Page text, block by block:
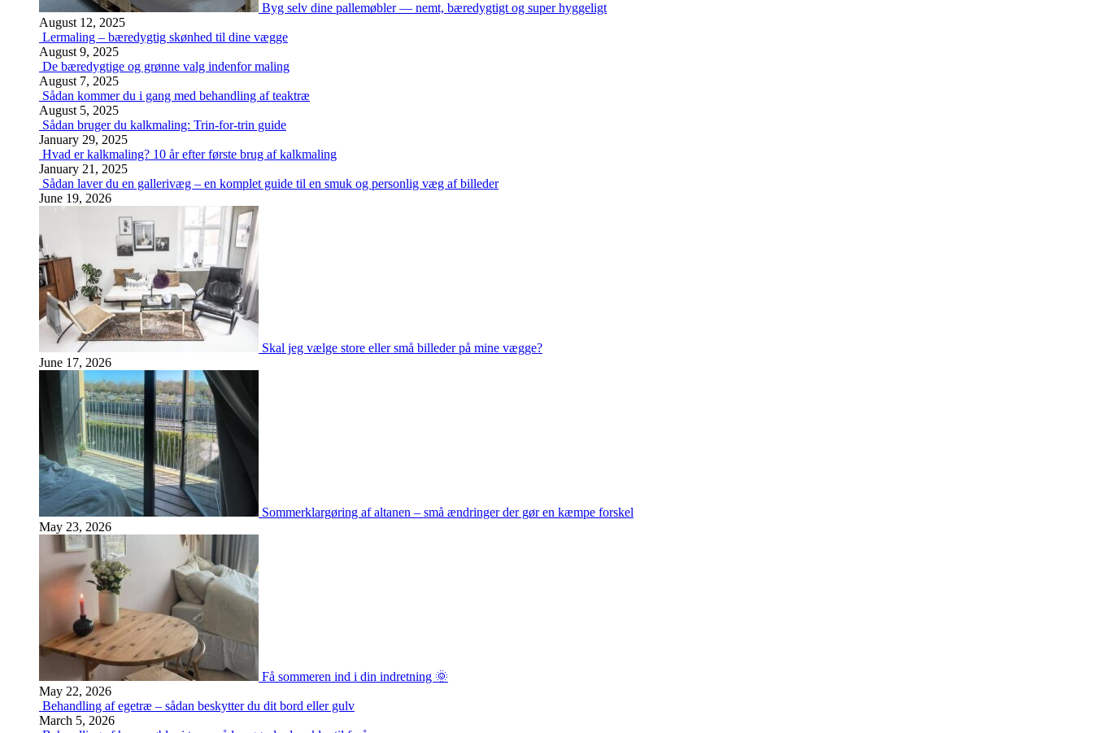
Byg selv dine pallemøbler — nemt, bæredygtigt og super hyggeligt
August 12, 2025
Lermaling – bæredygtig skønhed til dine vægge
August 9, 2025
De bæredygtige og grønne valg indenfor maling
August 7, 2025
Sådan kommer du i gang med behandling af teaktræ
August 5, 2025
Sådan bruger du kalkmaling: Trin-for-trin guide
January 29, 2025
Hvad er kalkmaling? 10 år efter første brug af kalkmaling
January 21, 2025
Sådan laver du en gallerivæg – en komplet guide til en smuk og personlig væg af billeder
June 19, 2026
Skal jeg vælge store eller små billeder på mine vægge?
June 17, 2026
Sommerklargøring af altanen – små ændringer der gør en kæmpe forskel
May 23, 2026
Få sommeren ind i din indretning 🌞
May 22, 2026
Behandling af egetræ – sådan beskytter du dit bord eller gulv
March 5, 2026